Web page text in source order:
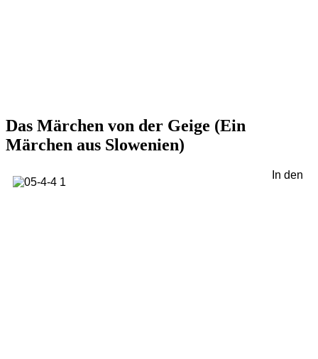
Das Märchen von der Geige (Ein
Märchen aus Slowenien)
In den